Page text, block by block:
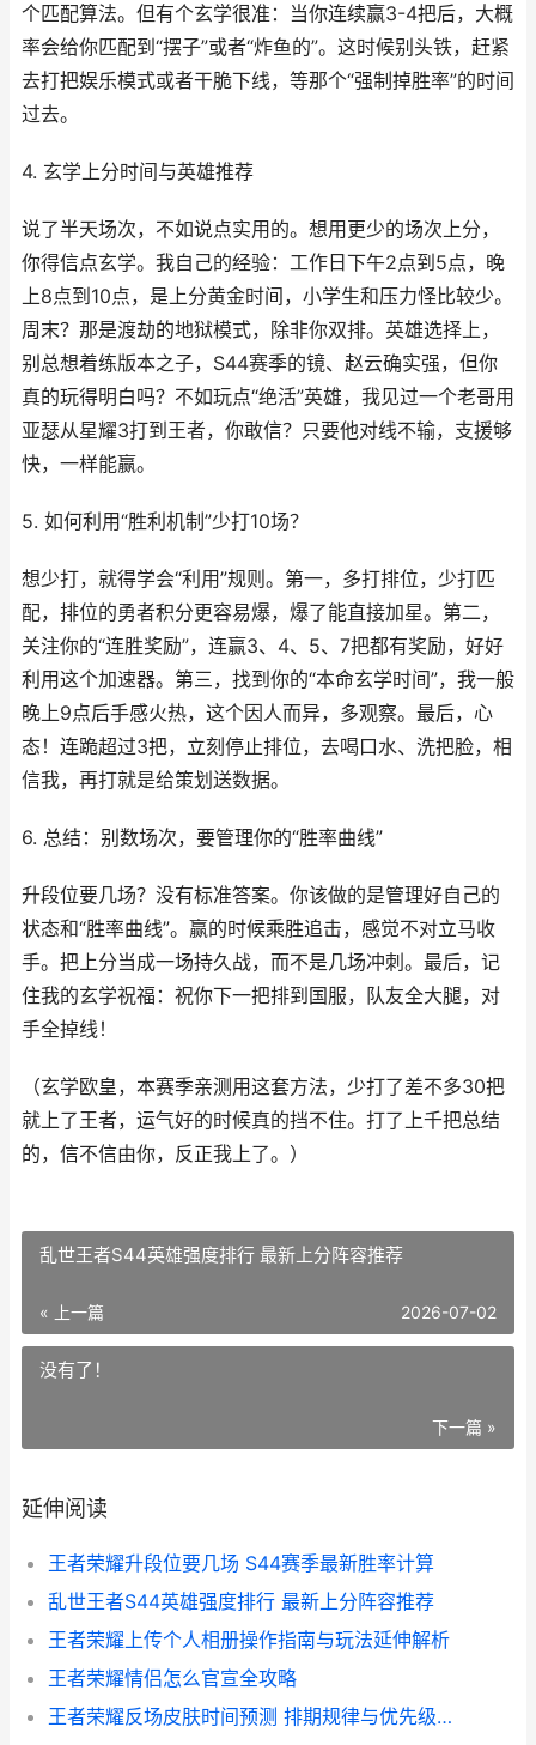
个匹配算法。但有个玄学很准：当你连续赢3-4把后，大概
率会给你匹配到“摆子”或者“炸鱼的”。这时候别头铁，赶紧
去打把娱乐模式或者干脆下线，等那个“强制掉胜率”的时间
过去。
4. 玄学上分时间与英雄推荐
说了半天场次，不如说点实用的。想用更少的场次上分，
你得信点玄学。我自己的经验：工作日下午2点到5点，晚
上8点到10点，是上分黄金时间，小学生和压力怪比较少。
周末？那是渡劫的地狱模式，除非你双排。英雄选择上，
别总想着练版本之子，S44赛季的镜、赵云确实强，但你
真的玩得明白吗？不如玩点“绝活”英雄，我见过一个老哥用
亚瑟从星耀3打到王者，你敢信？只要他对线不输，支援够
快，一样能赢。
5. 如何利用“胜利机制”少打10场？
想少打，就得学会“利用”规则。第一，多打排位，少打匹
配，排位的勇者积分更容易爆，爆了能直接加星。第二，
关注你的“连胜奖励”，连赢3、4、5、7把都有奖励，好好
利用这个加速器。第三，找到你的“本命玄学时间”，我一般
晚上9点后手感火热，这个因人而异，多观察。最后，心
态！连跪超过3把，立刻停止排位，去喝口水、洗把脸，相
信我，再打就是给策划送数据。
6. 总结：别数场次，要管理你的“胜率曲线”
升段位要几场？没有标准答案。你该做的是管理好自己的
状态和“胜率曲线”。赢的时候乘胜追击，感觉不对立马收
手。把上分当成一场持久战，而不是几场冲刺。最后，记
住我的玄学祝福：祝你下一把排到国服，队友全大腿，对
手全掉线！
（玄学欧皇，本赛季亲测用这套方法，少打了差不多30把
就上了王者，运气好的时候真的挡不住。打了上千把总结
的，信不信由你，反正我上了。）
乱世王者S44英雄强度排行 最新上分阵容推荐
« 上一篇 2026-07-02
没有了！
下一篇 »
延伸阅读
王者荣耀升段位要几场 S44赛季最新胜率计算
乱世王者S44英雄强度排行 最新上分阵容推荐
王者荣耀上传个人相册操作指南与玩法延伸解析
王者荣耀情侣怎么官宣全攻略
王者荣耀反场皮肤时间预测 排期规律与优先级分析